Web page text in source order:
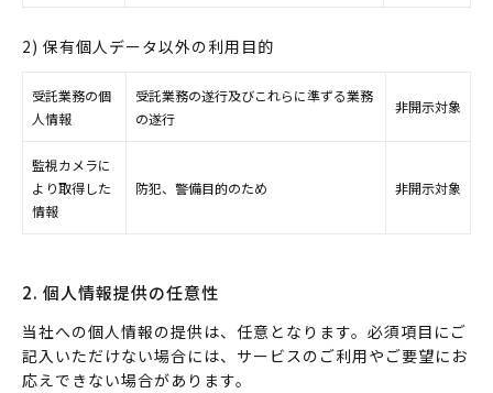
2) 保有個人データ以外の利用目的
受託業務の個
人情報
受託業務の遂行及びこれらに準ずる業務
の遂行
非開示対象
監視カメラに
より取得した
情報
防犯、警備目的のため 非開示対象
2. 個人情報提供の任意性
当社への個人情報の提供は、任意となります。必須項目にご
記入いただけない場合には、サービスのご利用やご要望にお
応えできない場合があります。